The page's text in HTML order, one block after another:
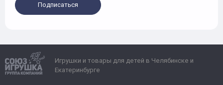
Подписаться
Игрушки и товары для детей в Челябинске и
Екатеринбурге